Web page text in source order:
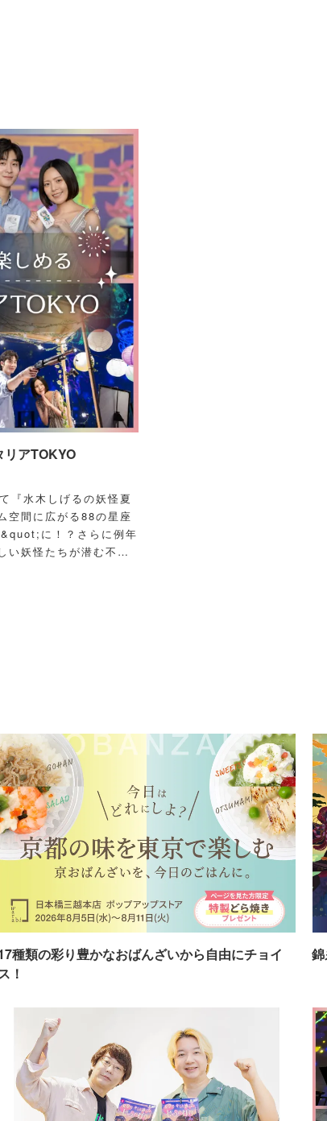
リアTOKYO
『水木しげるの妖怪夏
空間に広がる88の星座
に！？さらに例年
い妖怪たちが潜む不思
種類の彩り豊かなおばんざいから自由にチョイ
！